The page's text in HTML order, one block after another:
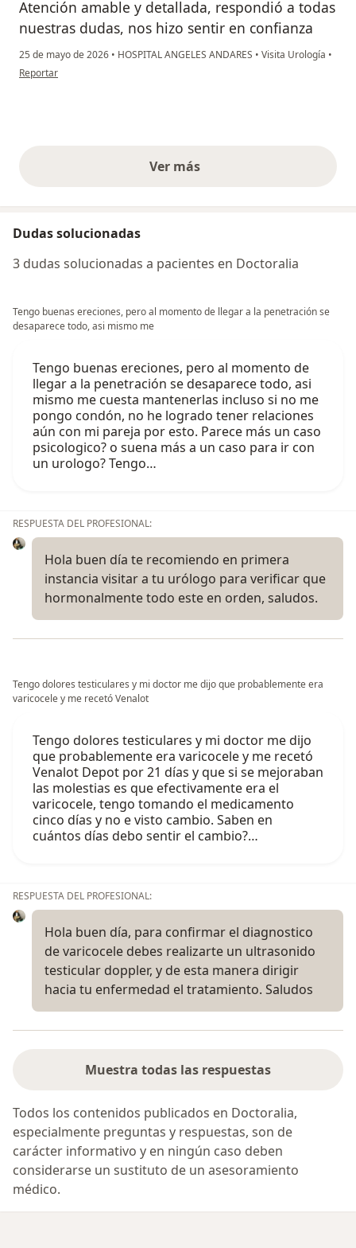
Atención amable y detallada, respondió a todas
nuestras dudas, nos hizo sentir en confianza
25 de mayo de 2026 • HOSPITAL ANGELES ANDARES • Visita Urología •
en opinión del usuario Jessica
Reportar
Ver másopiniones anteriores
Dudas solucionadas
3 dudas solucionadas a pacientes en Doctoralia
Tengo buenas ereciones, pero al momento de llegar a la penetración se
desaparece todo, asi mismo me
Tengo buenas ereciones, pero al momento de
llegar a la penetración se desaparece todo, asi
mismo me cuesta mantenerlas incluso si no me
pongo condón, no he logrado tener relaciones
aún con mi pareja por esto. Parece más un caso
psicologico? o suena más a un caso para ir con
un urologo? Tengo…
RESPUESTA DEL PROFESIONAL:
Hola buen día te recomiendo en primera
instancia visitar a tu urólogo para verificar que
hormonalmente todo este en orden, saludos.
Tengo dolores testiculares y mi doctor me dijo que probablemente era
varicocele y me recetó Venalot
Tengo dolores testiculares y mi doctor me dijo
que probablemente era varicocele y me recetó
Venalot Depot por 21 días y que si se mejoraban
las molestias es que efectivamente era el
varicocele, tengo tomando el medicamento
cinco días y no e visto cambio. Saben en
cuántos días debo sentir el cambio?…
RESPUESTA DEL PROFESIONAL:
Hola buen día, para confirmar el diagnostico
de varicocele debes realizarte un ultrasonido
testicular doppler, y de esta manera dirigir
hacia tu enfermedad el tratamiento. Saludos
Muestra todas las respuestas
Todos los contenidos publicados en Doctoralia,
especialmente preguntas y respuestas, son de
carácter informativo y en ningún caso deben
considerarse un sustituto de un asesoramiento
médico.